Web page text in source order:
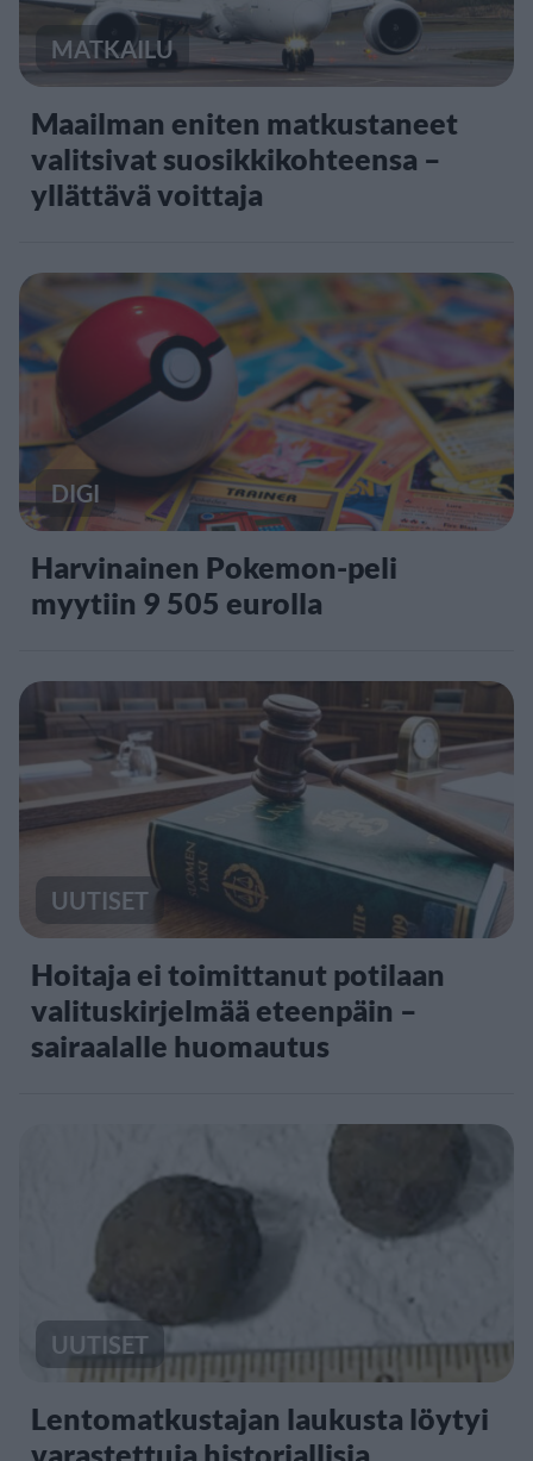
MATKAILU
Maailman eniten matkustaneet
valitsivat suosikkikohteensa –
yllättävä voittaja
DIGI
Harvinainen Pokemon-peli
myytiin 9 505 eurolla
UUTISET
Hoitaja ei toimittanut potilaan
valituskirjelmää eteenpäin –
sairaalalle huomautus
UUTISET
Lentomatkustajan laukusta löytyi
varastettuja historiallisia